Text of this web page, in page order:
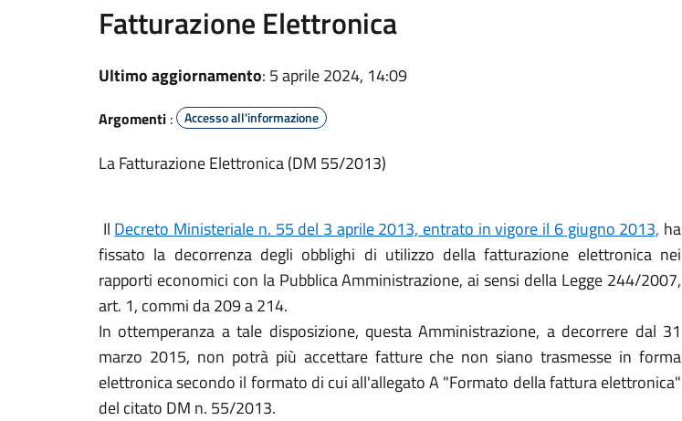
Fatturazione Elettronica
Ultimo aggiornamento: 5 aprile 2024, 14:09
Argomenti : Accesso all'informazione
La Fatturazione Elettronica (DM 55/2013)
Il Decreto Ministeriale n. 55 del 3 aprile 2013, entrato in vigore il 6 giugno 2013, ha
fissato la decorrenza degli obblighi di utilizzo della fatturazione elettronica nei
rapporti economici con la Pubblica Amministrazione, ai sensi della Legge 244/2007,
art. 1, commi da 209 a 214.
In ottemperanza a tale disposizione, questa Amministrazione, a decorrere dal 31
marzo 2015, non potrà più accettare fatture che non siano trasmesse in forma
elettronica secondo il formato di cui all'allegato A "Formato della fattura elettronica"
del citato DM n. 55/2013.